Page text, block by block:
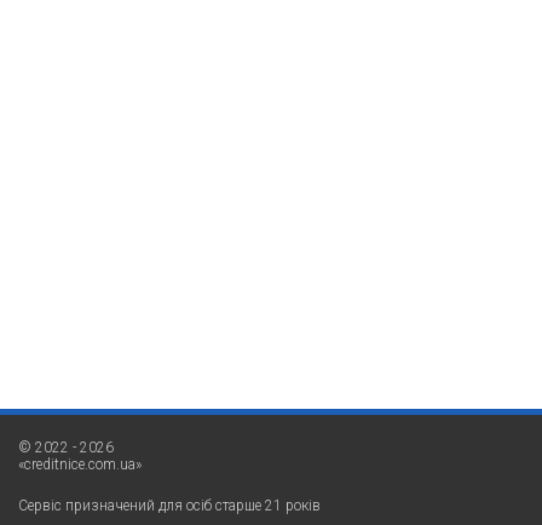
© 2022 - 2026
«creditnice.com.ua»
Сервіс призначений для осіб старше 21 років